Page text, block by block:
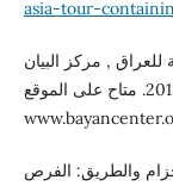
asia-tour-
للعراق , مركز البيان
للدراسات والتخطيط , بغداد , 2018. متاح على الموقع :
والطريق: الفرص